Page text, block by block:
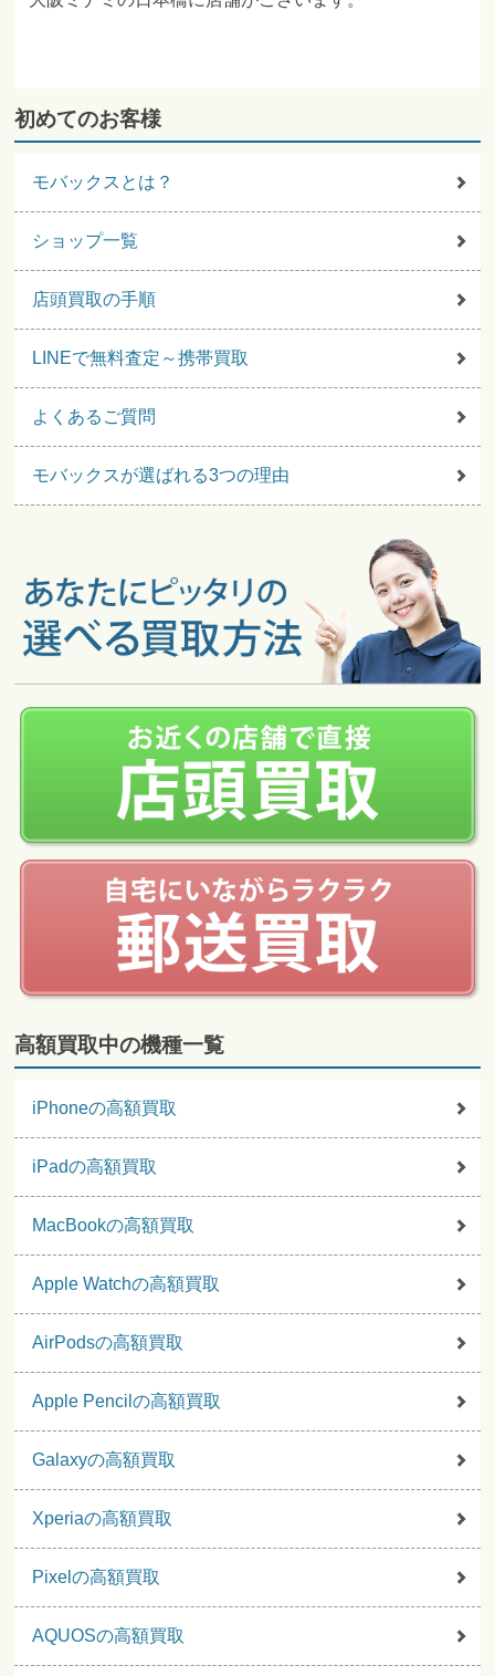
初めてのお客様
モバックスとは？
ショップ一覧
店頭買取の手順
LINEで無料査定～携帯買取
よくあるご質問
モバックスが選ばれる3つの理由
高額買取中の機種一覧
iPhoneの高額買取
iPadの高額買取
MacBookの高額買取
Apple Watchの高額買取
AirPodsの高額買取
Apple Pencilの高額買取
Galaxyの高額買取
Xperiaの高額買取
Pixelの高額買取
AQUOSの高額買取